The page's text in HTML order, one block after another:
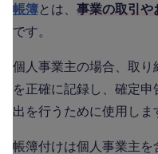
帳簿とは、 事業の取引や
です。
個人事業主の場合、取
を正確に記録し、確定
出を行うために使用しま
帳簿付けは個人事業主を